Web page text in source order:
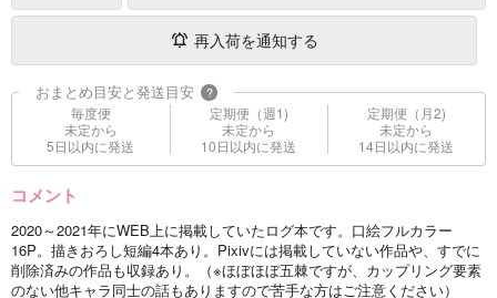
再入荷を通知する
おまとめ目安と発送目安 ?
毎度便
未定から
5日以内に発送
定期便（週1)
未定から
10日以内に発送
定期便（月2)
未定から
14日以内に発送
コメント
2020～2021年にWEB上に掲載していたログ本です。口絵フルカラー
16P。描きおろし短編4本あり。Pixivには掲載していない作品や、すでに
削除済みの作品も収録あり。（※ほぼほぼ五棘ですが、カップリング要素
のない他キャラ同士の話もありますので苦手な方はご注意ください）